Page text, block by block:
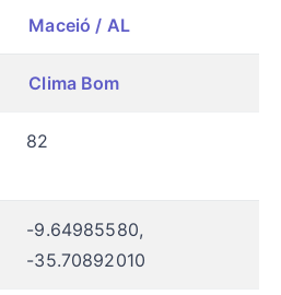
Maceió / AL
Clima Bom
82
-9.64985580,
-35.70892010